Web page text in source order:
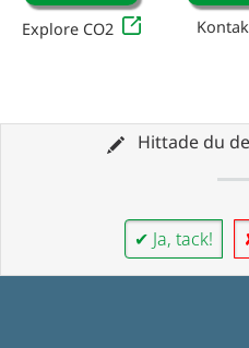
Explore CO2
Hittade du
✔ Ja, tack!